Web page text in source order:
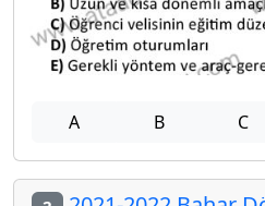
A B C